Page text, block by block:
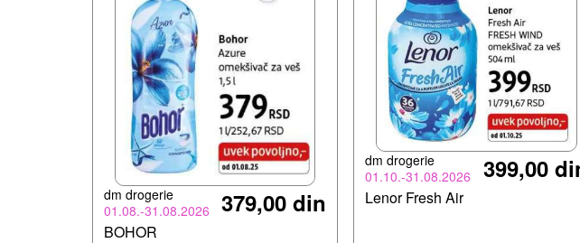
dm drogerie
01.08.-31.08.2026
379,00 din
BOHOR
dm drogerie
01.10.-31.08.2026
399,00
Lenor Fresh Air